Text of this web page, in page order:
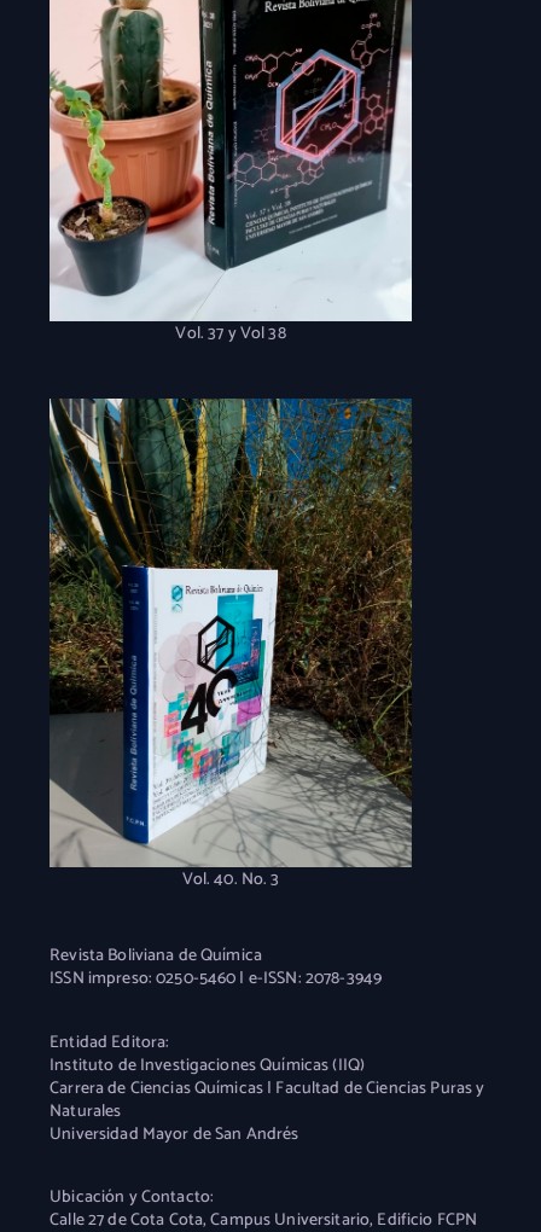
Vol. 37 y Vol 38
Vol. 40. No. 3
Revista Boliviana de Química
ISSN impreso: 0250-5460 | e-ISSN: 2078-3949
Entidad Editora:
Instituto de Investigaciones Químicas (IIQ)
Carrera de Ciencias Químicas | Facultad de Ciencias Puras y
Naturales
Universidad Mayor de San Andrés
Ubicación y Contacto:
Calle 27 de Cota Cota, Campus Universitario, Edificio FCPN